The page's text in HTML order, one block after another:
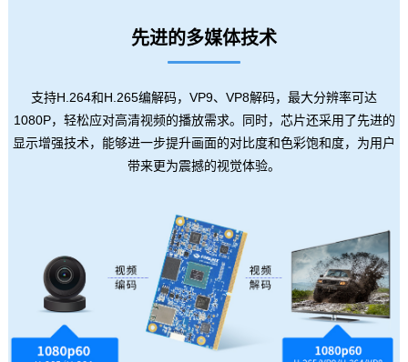
先进的多媒体技术
支持H.264和H.265编解码，VP9、VP8解码，最大分辨率可达
1080P，轻松应对高清视频的播放需求。同时， 芯片还采用了先进的
显示增强技术，能够进一步提升画面的对比度和色彩饱和度，为用户
带来更为震撼的视觉体验。